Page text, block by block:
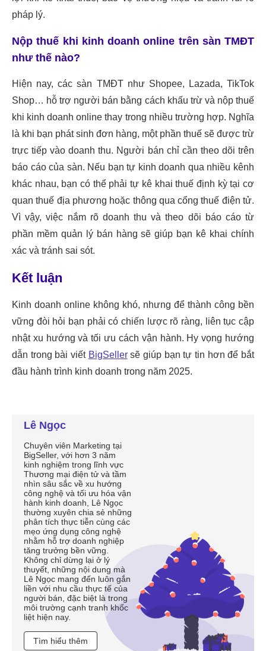
Lê Ngọc
Chuyên viên Marketing tại
BigSeller, với hơn 3 năm
kinh nghiệm trong lĩnh vực
Thương mại điện tử và tầm
nhìn sâu sắc về xu hướng
công nghệ và tối ưu hóa vận
hành kinh doanh, Lê Ngọc
thường xuyên chia sẻ những
phân tích thực tiễn cùng các
mẹo ứng dụng công nghệ
nhằm hỗ trợ doanh nghiệp
tăng trưởng bền vững.
Không chỉ dừng lại ở lý
thuyết, những nội dung mà
Lê Ngọc mang đến luôn gắn
liền với nhu cầu thực tế của
người bán, đặc biệt là trong
môi trường cạnh tranh khốc
liệt hiện nay.
Tìm hiểu thêm